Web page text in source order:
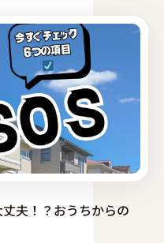
丈夫！？おうちからの